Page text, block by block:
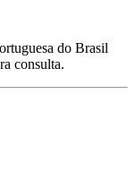
do Brasil
consulta.